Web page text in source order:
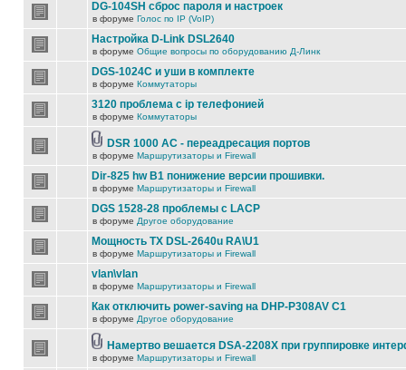
DG-104SH сброс пароля и настроек
в форуме Голос по IP (VoIP)
Настройка D-Link DSL2640
в форуме Общие вопросы по оборудованию Д-Линк
DGS-1024C и уши в комплекте
в форуме Коммутаторы
3120 проблема с ip телефонией
в форуме Коммутаторы
DSR 1000 AC - переадресация портов
в форуме Маршрутизаторы и Firewall
Dir-825 hw B1 понижение версии прошивки.
в форуме Маршрутизаторы и Firewall
DGS 1528-28 проблемы с LACP
в форуме Другое оборудование
Мощность TX DSL-2640u RA\U1
в форуме Маршрутизаторы и Firewall
vlan\vlan
в форуме Маршрутизаторы и Firewall
Как отключить power-saving на DHP-P308AV C1
в форуме Другое оборудование
Намертво вешается DSA-2208X при группировке
в форуме Маршрутизаторы и Firewall